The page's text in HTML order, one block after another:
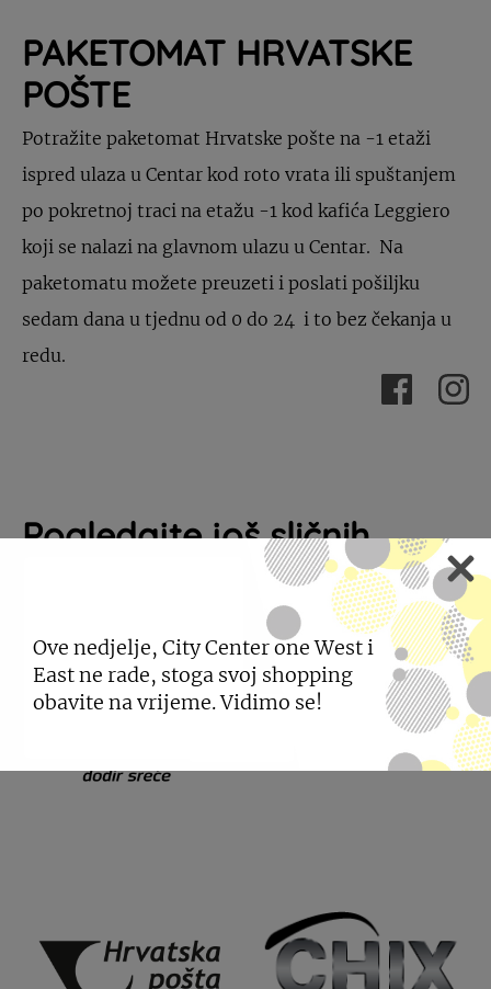
PAKETOMAT HRVATSKE
POŠTE
Potražite paketomat Hrvatske pošte na -1 etaži
ispred ulaza u Centar kod roto vrata ili spuštanjem
po pokretnoj traci na etažu -1 kod kafića Leggiero
koji se nalazi na glavnom ulazu u Centar. Na
paketomatu možete preuzeti i poslati pošiljku
sedam dana u tjednu od 0 do 24 i to bez čekanja u
redu.
Pogledajte još sličnih
Ove nedjelje, City Center one West i
East ne rade, stoga svoj shopping
obavite na vrijeme. Vidimo se!